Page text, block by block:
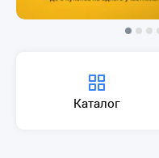
Каталог